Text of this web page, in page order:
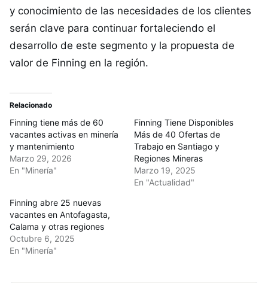
y conocimiento de las necesidades de los clientes
serán clave para continuar fortaleciendo el
desarrollo de este segmento y la propuesta de
valor de Finning en la región.
Relacionado
Finning tiene más de 60
vacantes activas en minería
y mantenimiento
Marzo 29, 2026
En "Minería"
Finning Tiene Disponibles
Más de 40 Ofertas de
Trabajo en Santiago y
Regiones Mineras
Marzo 19, 2025
En "Actualidad"
Finning abre 25 nuevas
vacantes en Antofagasta,
Calama y otras regiones
Octubre 6, 2025
En "Minería"